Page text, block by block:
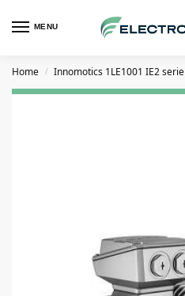
MENU
Home / Innomotics 1LE1001 IE2 serie